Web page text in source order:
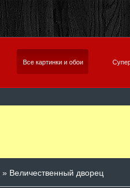
Все картинки и обои
» Величественный дворец